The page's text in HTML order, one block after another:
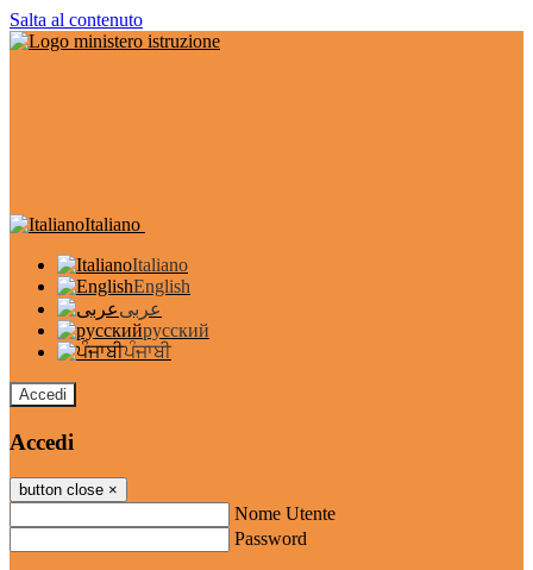
Salta al contenuto
Italiano
Italiano
English
عربى
русский
ਪੰਜਾਬੀ
Accedi
Accedi
button close ×
Nome Utente
Password